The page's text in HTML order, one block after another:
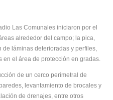
Las Comunales iniciaron por el
alrededor del campo; la pica,
láminas deterioradas y perfiles,
en el área de protección en gradas.
de un cerco perimetral de
levantamiento de brocales y
de drenajes, entre otros